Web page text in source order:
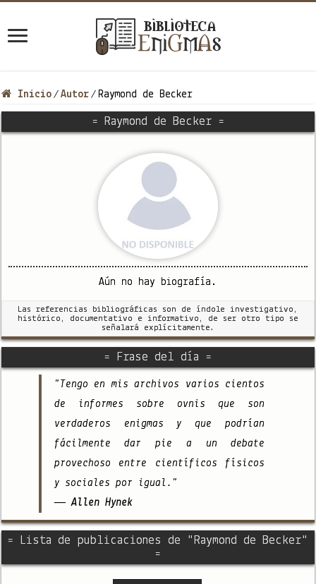
Inicio / Autor / Raymond de Becker
= Raymond de Becker =
Aún no hay biografía.
Las referencias bibliográficas son de índole investigativo,
histórico, documentativo e informativo, de ser otro tipo se
señalará explícitamente.
= Frase del día =
"Tengo en mis archivos varios cientos
de informes sobre ovnis que son
verdaderos enigmas y que podrían
fácilmente dar pie a un debate
provechoso entre científicos físicos
y sociales por igual."
— Allen Hynek
= Lista de publicaciones de "Raymond de Becker"
=